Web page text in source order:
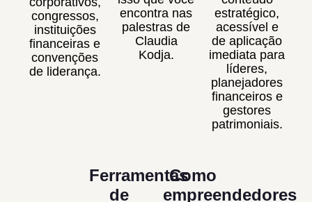
congressos,
instituições
financeiras e
convenções
de liderança.
encontra nas
palestras de
Claudia
Kodja.
estratégico,
acessível e
de aplicação
imediata para
líderes,
planejadores
financeiros e
gestores
patrimoniais.
Ferramentas
de
Como
empreendedores